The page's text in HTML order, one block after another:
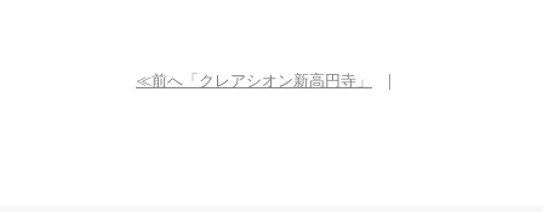
≪前へ「クレアシオン新高円寺」 ｜